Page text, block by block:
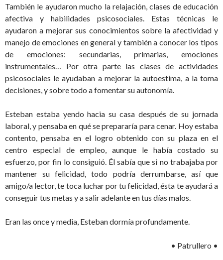
También le ayudaron mucho la relajación, clases de educación
afectiva y habilidades psicosociales. Estas técnicas le
ayudaron a mejorar sus conocimientos sobre la afectividad y
manejo de emociones en general y también a conocer los tipos
de emociones: secundarias, primarias, emociones
instrumentales… Por otra parte las clases de actividades
psicosociales le ayudaban a mejorar la autoestima, a la toma
decisiones, y sobre todo a fomentar su autonomía.
Esteban estaba yendo hacia su casa después de su jornada
laboral, y pensaba en qué se prepararía para cenar. Hoy estaba
contento, pensaba en el logro obtenido con su plaza en el
centro especial de empleo, aunque le había costado su
esfuerzo, por fin lo consiguió. Él sabía que si no trabajaba por
mantener su felicidad, todo podría derrumbarse, así que
amigo/a lector, te toca luchar por tu felicidad, ésta te ayudará a
conseguir tus metas y a salir adelante en tus días malos.
Eran las once y media, Esteban dormía profundamente.
• Patrullero •